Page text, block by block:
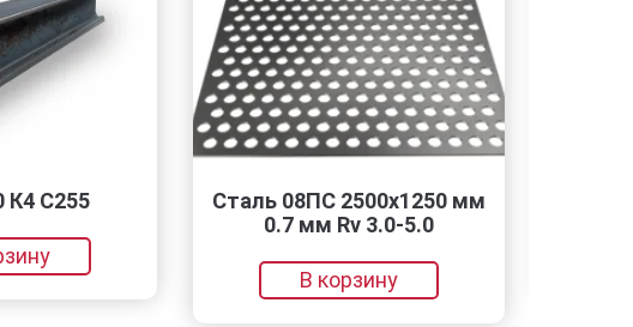
Сталь 08ПС 2500х1250 мм
0.7 мм Rv 3.0-5.0